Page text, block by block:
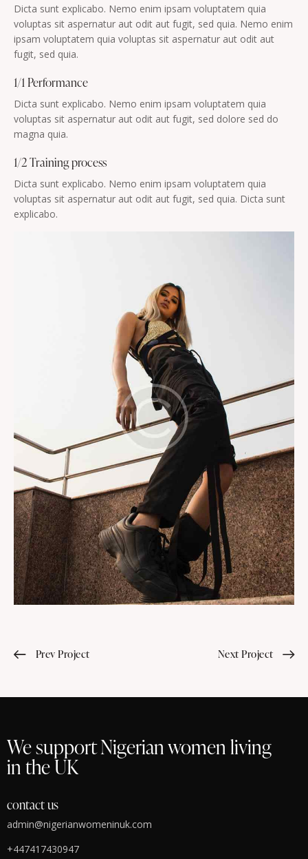
Dicta sunt explicabo. Nemo enim ipsam voluptatem quia
voluptas sit aspernatur aut odit aut fugit, sed quia. Nemo enim
ipsam voluptatem quia voluptas sit aspernatur aut odit aut
fugit, sed quia.
1/1 Performance
Dicta sunt explicabo. Nemo enim ipsam voluptatem quia
voluptas sit aspernatur aut odit aut fugit, sed dolore sed do
magna quia.
1/2 Training process
Dicta sunt explicabo. Nemo enim ipsam voluptatem quia
voluptas sit aspernatur aut odit aut fugit, sed quia. Dicta sunt
explicabo.
Prev Project Next Project
We support Nigerian women living
in the UK
contact us
admin@nigerianwomeninuk.com
+447417430947